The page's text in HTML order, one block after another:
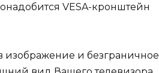
VESA-кронштейн
и безграничное